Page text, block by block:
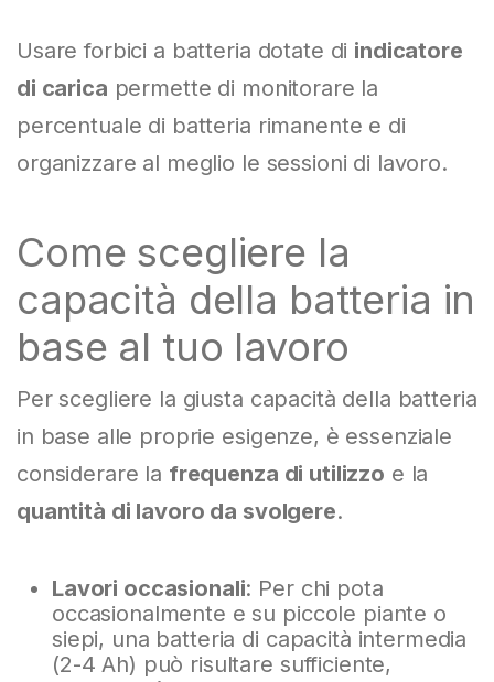
Usare forbici a batteria dotate di indicatore
di carica permette di monitorare la
percentuale di batteria rimanente e di
organizzare al meglio le sessioni di lavoro.
Come scegliere la
capacità della batteria in
base al tuo lavoro
Per scegliere la giusta capacità della batteria
in base alle proprie esigenze, è essenziale
considerare la frequenza di utilizzo e la
quantità di lavoro da svolgere.
Lavori occasionali: Per chi pota
occasionalmente e su piccole piante o
siepi, una batteria di capacità intermedia
(2-4 Ah) può risultare sufficiente,